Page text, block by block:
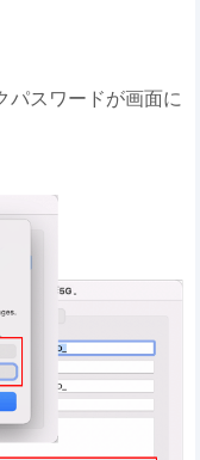
パスワードが画面に